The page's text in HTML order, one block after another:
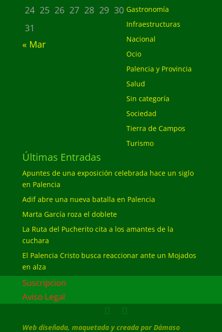
24 25 26 27 28 29 30
31
« Mar
Gastronomía
Infraestructuras
Nacional
Ocio
Palencia y Provincia
Salud
Sin categoría
Sociedad
Tierra de Campos
Turismo
Últimas Entradas
Apuntes de una exposición celebrada hace un siglo
en Palencia
Adif abre una nueva batalla en Palencia
Marta García roza el doblete
La Ruta del Pucherito cita a los amantes de la
cuchara
El Palencia Cristo busca reaccionar ante un Mojados
en alza
Suscripcion
Aviso Legal
Web diseñada, maquetada y creada por Dámaso